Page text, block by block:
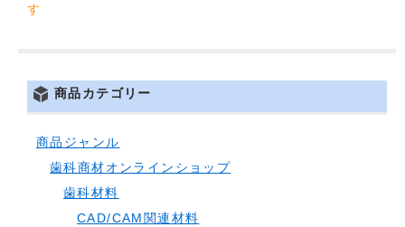
す
商品カテゴリー
商品ジャンル
歯科商材オンラインショップ
歯科材料
CAD/CAM関連材料